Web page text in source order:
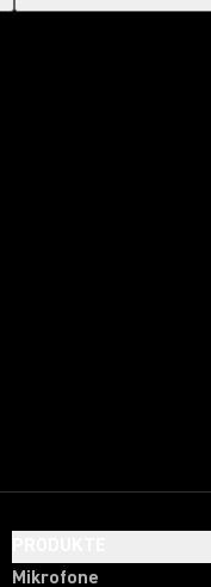
Mikrofone